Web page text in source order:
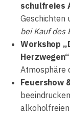
schulfreies
Geschichten
bei Kauf des
Workshop
Herzwegen“
Atmosphäre
Feuershow
alkoholfreien